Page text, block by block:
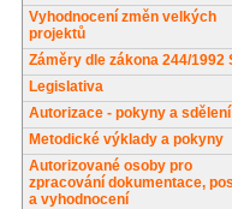
Vyhodnocení změn velkých
projektů
Záměry dle zákona 244/1992
Legislativa
Autorizace - pokyny a sdělení
Metodické výklady a pokyny
Autorizované osoby pro
zpracování dokumentace,
a vyhodnocení